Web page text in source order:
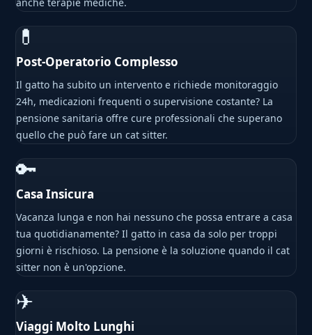
💊
Post-Operatorio Complesso
Il gatto ha subito un intervento e richiede monitoraggio
24h, medicazioni frequenti o supervisione costante? La
pensione sanitaria offre cure professionali che superano
quello che può fare un cat sitter.
🔑
Casa Insicura
Vacanza lunga e non hai nessuno che possa entrare a casa
tua quotidianamente? Il gatto in casa da solo per troppi
giorni è rischioso. La pensione è la soluzione quando il cat
sitter non è un'opzione.
✈
Viaggi Molto Lunghi